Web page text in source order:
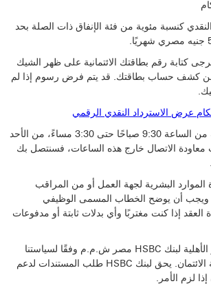
كنسبة مئوية من فئة الإنفاق ذات الصلة بحد
كتابة رقم بطاقتك الائتمانية على ظهر الشيك
من كشف حساب بطاقتك. قد يتم فرض رسوم إذا لم
عرض الاسترداد النقدي الرقمي
معاودة الاتصال متاحة من الساعة 9:30 صباحًا حتى 3:30 مساءً، من الأحد
الاتصال خارج هذه الساعات، فسنتصل بك
البشرية لجهة العمل أو من المراقب
ويجب أن يوضح الخطاب المسمى الوظيفي
العقد إذا كنت مغتربًا وأي بدلات ثابتة أو مدفوعات
يخضع لاستيفاء معايير الأهلية لبنك HSBC مصر ش.م.م وفقًا لسياستنا
وشروط وأحكام بطاقة الائتمان. يحق لبنك HSBC طلب المستندات لدعم
لزم الأمر.